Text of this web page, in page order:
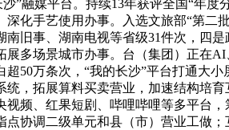
”融媒平台。持续13年获评全国“年
化手艺使用办事。入选文旅部“第
旧事、湖南电视等省级31件次，四
多场景城市办事。台（集团）正在
50万条次，“我的长沙”平台打通大
，拓展算料买卖营业，加速结构培
频、红果短剧、哔哩哔哩等多平台
协调二级单元和县（市）营业工做